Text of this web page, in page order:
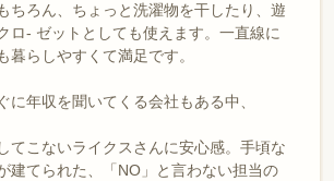
ちろん、ちょっと洗濯物を干したり、遊
ロ- ゼットとしても使えます。一直線に
暮らしやすくて満足です。
に年収を聞いてくる会社もある中、
てこないライクスさんに安心感。手頃な
建てられた、「NO」と言わない担当の